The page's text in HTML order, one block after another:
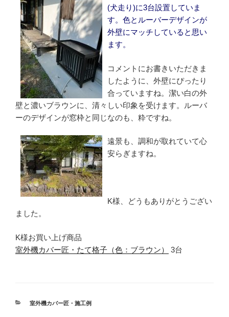
(犬走り)に3台設置していま
す。色とルーバーデザインが
外壁にマッチしていると思い
ます。
コメントにお書きいただきま
したように、外壁にぴったり
合っていますね。潔い白の外
壁と濃いブラウンに、清々しい印象を受けます。ルーバ
ーのデザインが窓枠と同じなのも、粋ですね。
遠景も、調和が取れていて心
安らぎますね。
K様、どうもありがとうござい
ました。
K様お買い上げ商品
室外機カバー匠・たて格子（色：ブラウン）
3台
カ
室外機カバー匠・施工例